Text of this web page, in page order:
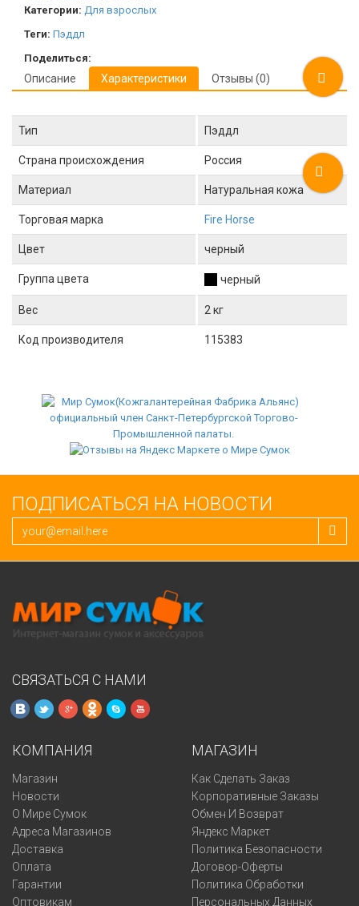
Категории: Для взрослых
Теги: Пэддл
Поделиться:
Описание Характеристики Отзывы (0)
Тип Пэддл
Страна происхождения Россия
Материал Натуральная кожа
Торговая марка Fire Horse
Цвет черный
Группа цвета черный
Вес 2 кг
Код производителя 115383
ПОДПИСАТЬСЯ НА НОВОСТИ
СВЯЗАТЬСЯ С НАМИ
КОМПАНИЯ
Магазин
Новости
О Мире Сумок
Адреса Магазинов
Доставка
Оплата
Гарантии
Оптовикам
МАГАЗИН
Как Сделать Заказ
Корпоративные Заказы
Обмен И Возврат
Яндекс Маркет
Политика Безопасности
Договор-Оферты
Политика Обработки
Персональных Данных